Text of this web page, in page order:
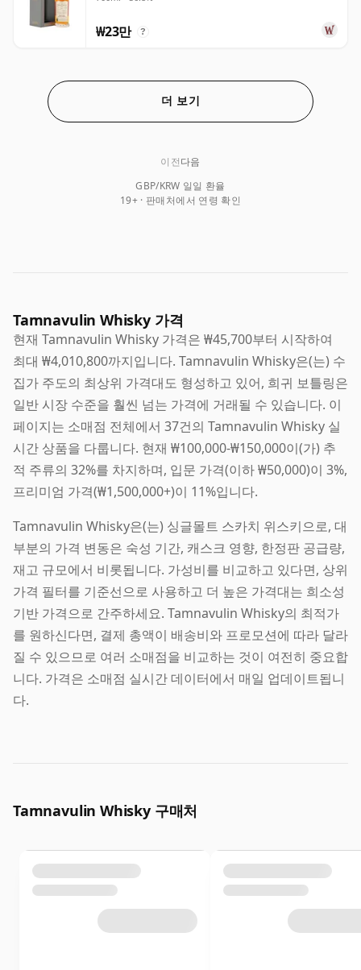
₩23만 ?
더 보기
GBP/KRW 일일 환율
19+ · 판매처에서 연령 확인
이전다음
Tamnavulin Whisky 가격
현재 Tamnavulin Whisky 가격은 ₩45,700부터 시작하여
최대 ₩4,010,800까지입니다. Tamnavulin Whisky은(는) 수
집가 주도의 최상위 가격대도 형성하고 있어, 희귀 보틀링은
일반 시장 수준을 훨씬 넘는 가격에 거래될 수 있습니다. 이
페이지는 소매점 전체에서 37건의 Tamnavulin Whisky 실
시간 상품을 다룹니다. 현재 ₩100,000-₩150,000이(가) 추
적 주류의 32%를 차지하며, 입문 가격(이하 ₩50,000)이 3%,
프리미엄 가격(₩1,500,000+)이 11%입니다.
Tamnavulin Whisky은(는) 싱글몰트 스카치 위스키으로, 대
부분의 가격 변동은 숙성 기간, 캐스크 영향, 한정판 공급량,
재고 규모에서 비롯됩니다. 가성비를 비교하고 있다면, 상위
가격 필터를 기준선으로 사용하고 더 높은 가격대는 희소성
기반 가격으로 간주하세요. Tamnavulin Whisky의 최적가
를 원하신다면, 결제 총액이 배송비와 프로모션에 따라 달라
질 수 있으므로 여러 소매점을 비교하는 것이 여전히 중요합
니다. 가격은 소매점 실시간 데이터에서 매일 업데이트됩니
다.
Tamnavulin Whisky 구매처